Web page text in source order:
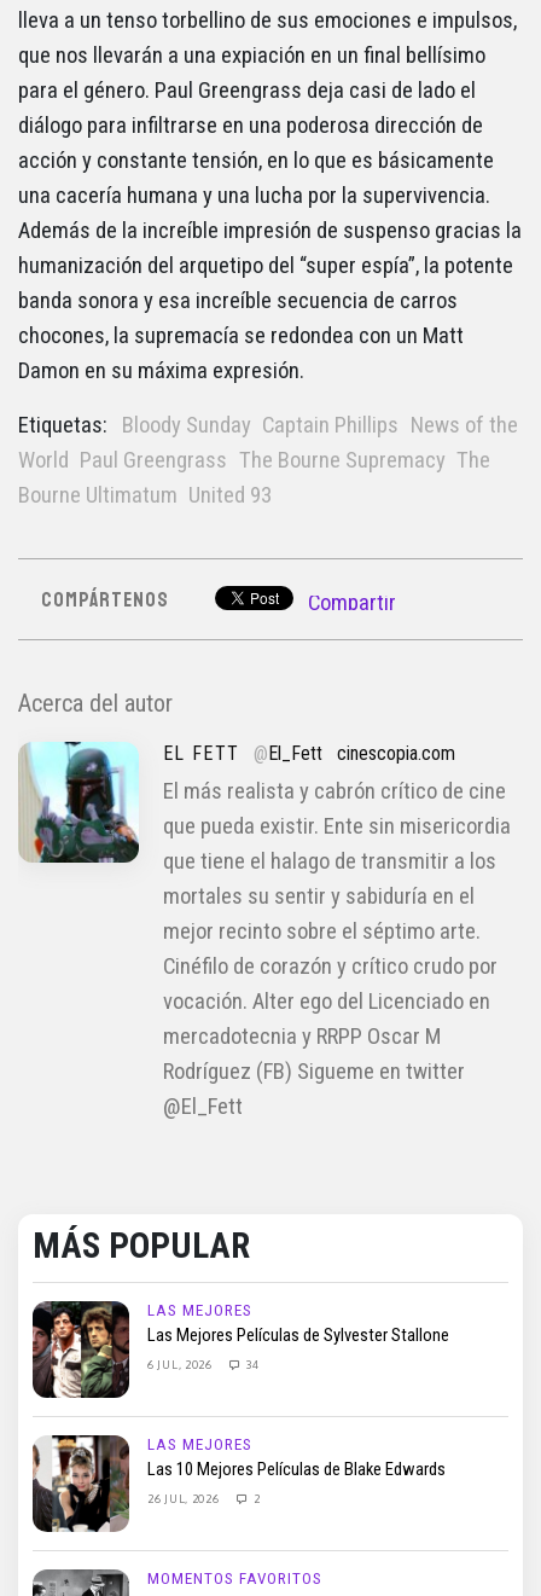
lleva a un tenso torbellino de sus emociones e impulsos,
que nos llevarán a una expiación en un final bellísimo
para el género. Paul Greengrass deja casi de lado el
diálogo para infiltrarse en una poderosa dirección de
acción y constante tensión, en lo que es básicamente
una cacería humana y una lucha por la supervivencia.
Además de la increíble impresión de suspenso gracias la
humanización del arquetipo del “super espía”, la potente
banda sonora y esa increíble secuencia de carros
chocones, la supremacía se redondea con un Matt
Damon en su máxima expresión.
Etiquetas: Bloody Sunday Captain Phillips News of the
World Paul Greengrass The Bourne Supremacy The
Bourne Ultimatum United 93
COMPÁRTENOS Compartir
Acerca del autor
EL FETT @El_Fett cinescopia.com
El más realista y cabrón crítico de cine
que pueda existir. Ente sin misericordia
que tiene el halago de transmitir a los
mortales su sentir y sabiduría en el
mejor recinto sobre el séptimo arte.
Cinéfilo de corazón y crítico crudo por
vocación. Alter ego del Licenciado en
mercadotecnia y RRPP Oscar M
Rodríguez (FB) Sigueme en twitter
@El_Fett
MÁS POPULAR
LAS MEJORES
Las Mejores Películas de Sylvester Stallone
6 JUL, 2026 34
LAS MEJORES
Las 10 Mejores Películas de Blake Edwards
26 JUL, 2026 2
MOMENTOS FAVORITOS